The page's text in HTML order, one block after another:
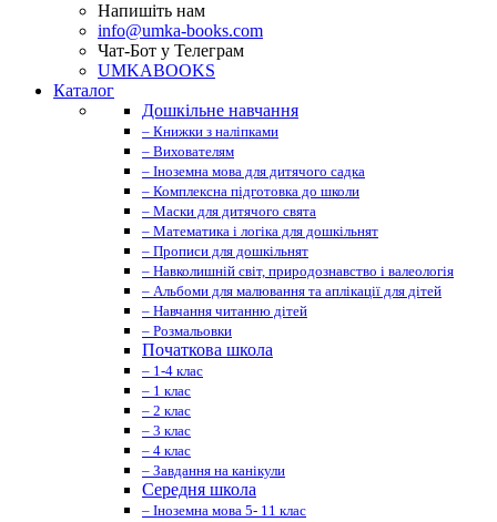
Напишіть нам
info@umka-books.com
Чат-Бот у Телеграм
UMKABOOKS
Каталог
Дошкільне навчання
– Книжки з наліпками
– Вихователям
– Іноземна мова для дитячого садка
– Комплексна підготовка до школи
– Маски для дитячого свята
– Математика і логіка для дошкільнят
– Прописи для дошкільнят
– Навколишній світ, природознавство і валеологія
– Альбоми для малювання та аплікації для дітей
– Навчання читанню дітей
– Розмальовки
Початкова школа
– 1-4 клас
– 1 клас
– 2 клас
– 3 клас
– 4 клас
– Завдання на канікули
Середня школа
– Іноземна мова 5- 11 клас